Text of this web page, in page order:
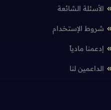
الأسئلة الشائعة
شروط الإستخدام
إدعمنا مادياً
الداعمين لنا